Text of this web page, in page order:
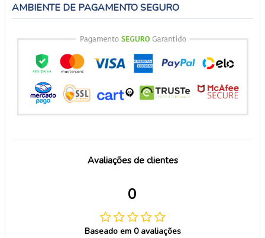
AMBIENTE DE PAGAMENTO SEGURO
Avaliações de clientes
0
Baseado em 0 avaliações